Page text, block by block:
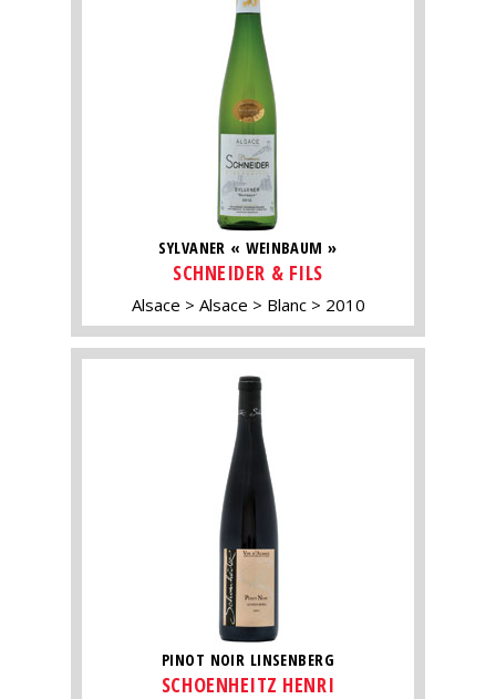
SYLVANER « WEINBAUM »
SCHNEIDER & FILS
Alsace Alsace Blanc 2010
PINOT NOIR LINSENBERG
SCHOENHEITZ HENRI